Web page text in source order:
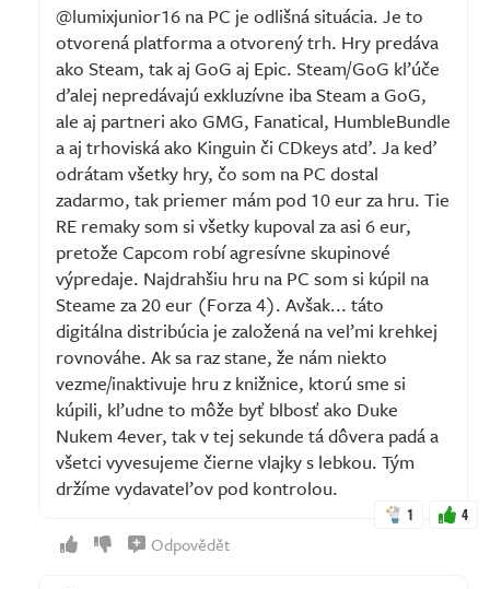
@lumixjunior16 na PC je odlišná situácia. Je to
otvorená platforma a otvorený trh. Hry predáva
ako Steam, tak aj GoG aj Epic. Steam/GoG kľúče
ďalej nepredávajú exkluzívne iba Steam a GoG,
ale aj partneri ako GMG, Fanatical, HumbleBundle
a aj trhoviská ako Kinguin či CDkeys atď. Ja keď
odrátam všetky hry, čo som na PC dostal
zadarmo, tak priemer mám pod 10 eur za hru. Tie
RE remaky som si všetky kupoval za asi 6 eur,
pretože Capcom robí agresívne skupinové
výpredaje. Najdrahšiu hru na PC som si kúpil na
Steame za 20 eur (Forza 4). Avšak... táto
digitálna distribúcia je založená na veľmi krehkej
rovnováhe. Ak sa raz stane, že nám niekto
vezme/inaktivuje hru z knižnice, ktorú sme si
kúpili, kľudne to môže byť blbosť ako Duke
Nukem 4ever, tak v tej sekunde tá dôvera padá a
všetci vyvesujeme čierne vlajky s lebkou. Tým
držíme vydavateľov pod kontrolou.
1 4
Odpovědět